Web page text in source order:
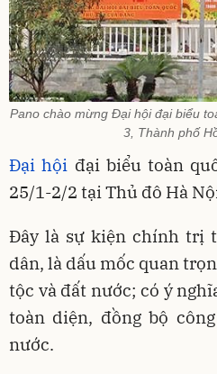
Pano chào mừng Đại hội đại biểu
3, Thành phố
Đại hội đại biểu toàn
25/1-2/2 tại Thủ đô Hà
Đây là sự kiện chính trị
dân, là dấu mốc quan
tộc và đất nước; có ý
toàn diện, đồng bộ
nước.